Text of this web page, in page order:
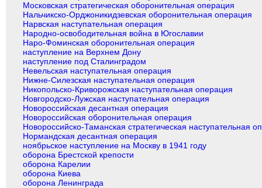
Московская стратегическая оборонительная операция
Нальчикско-Орджоникидзевская оборонительная операция
Нарвская наступательная операция
Народно-освободительная война в Югославии
Наро-Фоминская оборонительная операция
наступление на Верхнем Дону
наступление под Сталинградом
Невельская наступательная операция
Нижне-Силезская наступательная операция
Никопольско-Криворожская наступательная операция
Новгородско-Лужская наступательная операция
Новороссийская десантная операция
Новороссийская оборонительная операция
Новороссийско-Таманская стратегическая наступательная
Нормандская десантная операция
ноябрьское наступление на Москву в 1941 году
оборона Брестской крепости
оборона Карелии
оборона Киева
оборона Ленинграда